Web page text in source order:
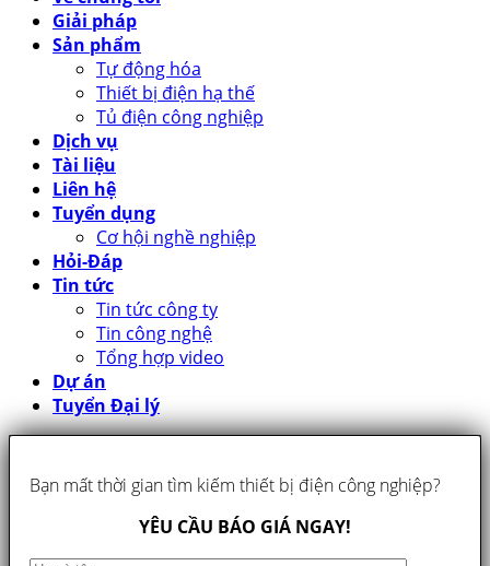
Giải pháp
Sản phẩm
Tự động hóa
Thiết bị điện hạ thế
Tủ điện công nghiệp
Dịch vụ
Tài liệu
Liên hệ
Tuyển dụng
Cơ hội nghề nghiệp
Hỏi-Đáp
Tin tức
Tin tức công ty
Tin công nghệ
Tổng hợp video
Dự án
Tuyển Đại lý
Bạn mất thời gian tìm kiếm thiết bị điện công nghiệp?
YÊU CẦU BÁO GIÁ NGAY!